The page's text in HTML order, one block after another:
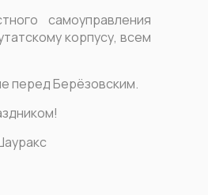
самоуправления
корпусу, всем
перед Берëзовским.